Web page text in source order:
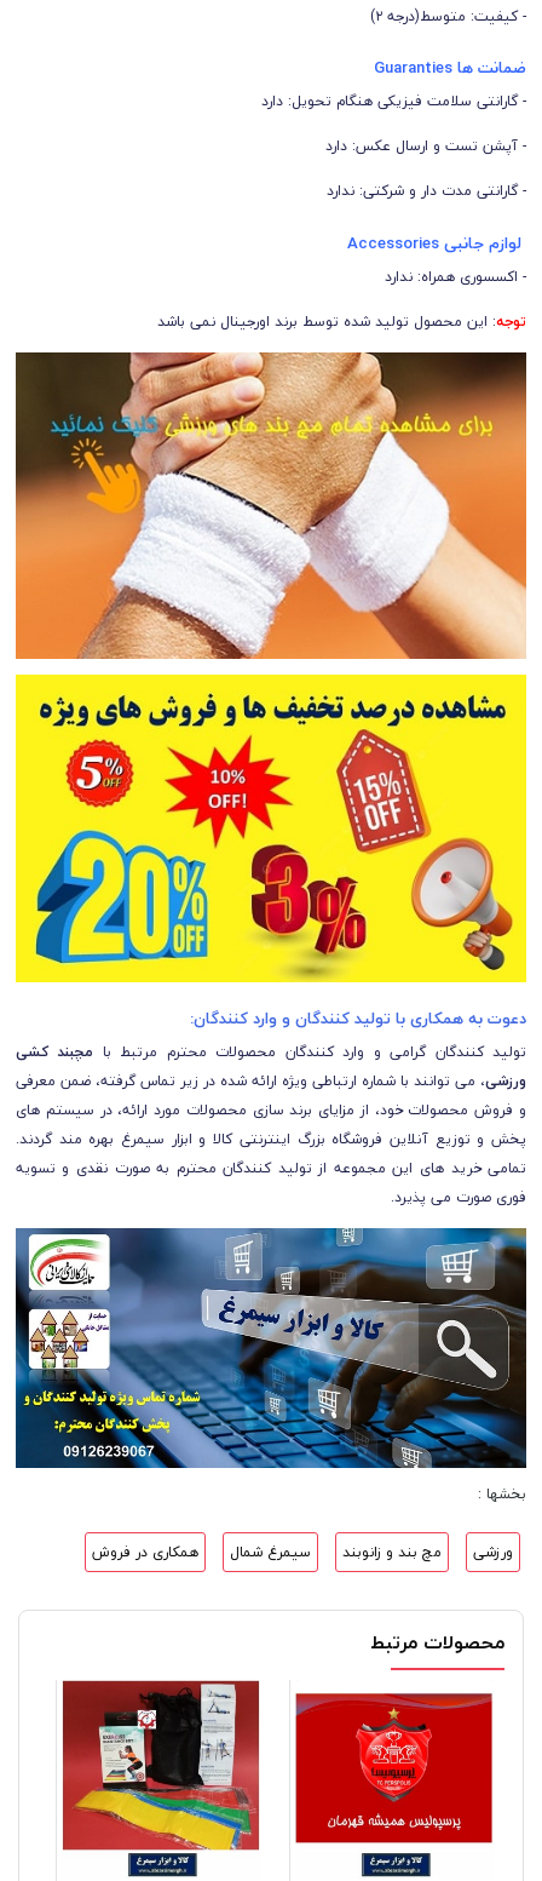
- کیفیت: متوسط(درجه ۲)
ضمانت ها Guaranties
- گارانتی سلامت فیزیکی هنگام تحویل: دارد
- آپشن تست و ارسال عکس: دارد
- گارانتی مدت دار و شرکتی: ندارد
لوازم جانبی Accessories
- اکسسوری همراه: ندارد
توجه: این محصول تولید شده توسط برند اورجینال نمی باشد
دعوت به همکاری با تولید کنندگان و وارد کنندگان:
تولید کنندگان گرامی و وارد کنندگان محصولات محترم مرتبط با مچبند کشی
ورزشی، می توانند با شماره ارتباطی ویژه ارائه شده در زیر تماس گرفته، ضمن معرفی
و فروش محصولات خود، از مزایای برند سازی محصولات مورد ارائه، در سیستم های
پخش و توزیع آنلاین فروشگاه بزرگ اینترنتی کالا و ابزار سیمرغ بهره مند گردند.
تمامی خرید های این مجموعه از تولید کنندگان محترم به صورت نقدی و تسویه
فوری صورت می پذیرد.
بخشها :
ورزشی مچ بند و زانوبند سیمرغ شمال همکاری در فروش
محصولات مرتبط